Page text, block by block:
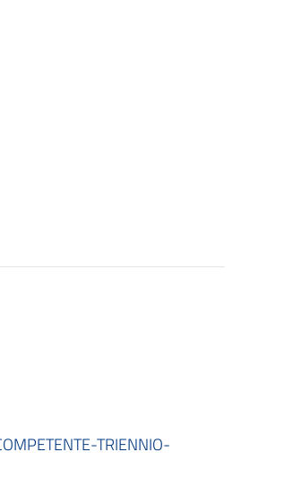
TRIENNIO-